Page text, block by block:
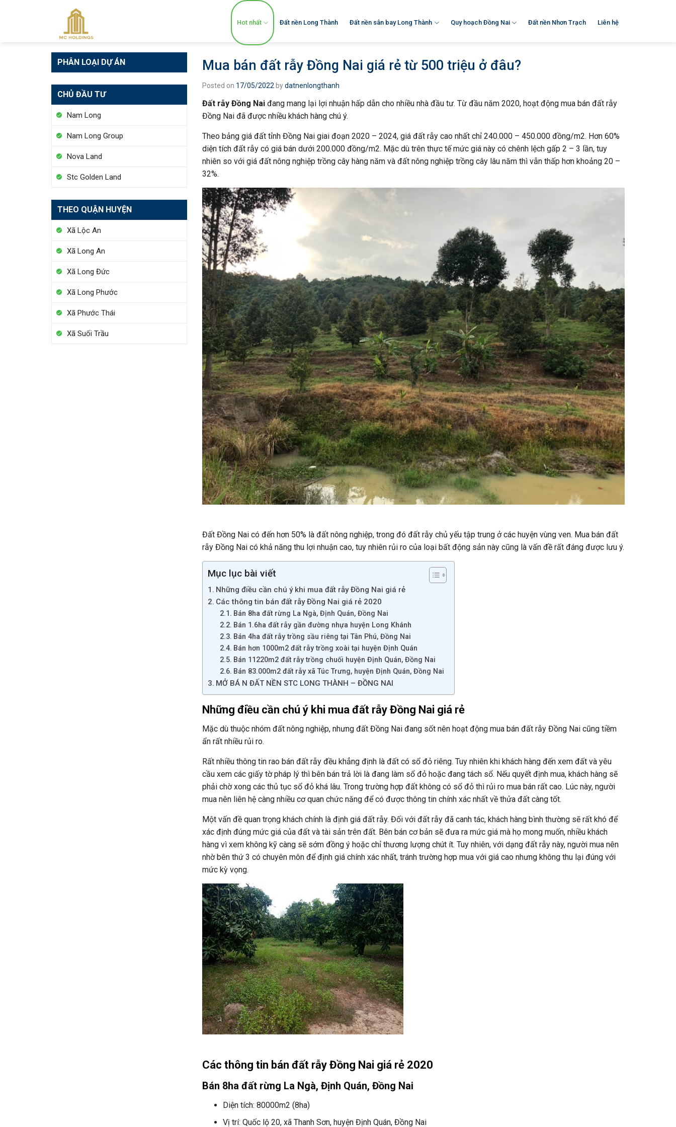
Hot nhất Đất nền Long Thành Đất nền sân bay Long Thành Quy hoạch Đồng Nai Đất nền Nhơn Trạch Liên hệ
PHÂN LOẠI DỰ ÁN
CHỦ ĐẦU TƯ
Nam Long
Nam Long Group
Nova Land
Stc Golden Land
THEO QUẬN HUYỆN
Xã Lộc An
Xã Long An
Xã Long Đức
Xã Long Phước
Xã Phước Thái
Xã Suối Trầu
Mua bán đất rẫy Đồng Nai giá rẻ từ 500 triệu ở đâu?
Posted on 17/05/2022 bydatnenlongthanh
Đất rẫy Đồng Nai đang mang lại lợi nhuận hấp dẫn cho nhiều nhà đầu tư. Từ đầu năm 2020, hoạt động mua bán đất rẫy
Đồng Nai đã được nhiều khách hàng chú ý.
Theo bảng giá đất tỉnh Đồng Nai giai đoạn 2020 – 2024, giá đất rẫy cao nhất chỉ 240.000 – 450.000 đồng/m2. Hơn 60%
diện tích đất rẫy có giá bán dưới 200.000 đồng/m2. Mặc dù trên thực tế mức giá này có chênh lệch gấp 2 – 3 lần, tuy
nhiên so với giá đất nông nghiệp trồng cây hàng năm và đất nông nghiệp trồng cây lâu năm thì vẫn thấp hơn khoảng 20 –
32%.
Đất Đồng Nai có đến hơn 50% là đất nông nghiệp, trong đó đất rẫy chủ yếu tập trung ở các huyện vùng ven. Mua bán đất
rẫy Đồng Nai có khả năng thu lợi nhuận cao, tuy nhiên rủi ro của loại bất động sản này cũng là vấn đề rất đáng được lưu ý.
Mục lục bài viết
Những điều cần chú ý khi mua đất rẫy Đồng Nai giá rẻ
Các thông tin bán đất rẫy Đồng Nai giá rẻ 2020
Bán 8ha đất rừng La Ngà, Định Quán, Đồng Nai
Bán 1.6ha đất rẫy gần đường nhựa huyện Long Khánh
Bán 4ha đất rẫy trồng sầu riêng tại Tân Phú, Đồng Nai
Bán hơn 1000m2 đất rẫy trồng xoài tại huyện Định Quán
Bán 11220m2 đất rẫy trồng chuối huyện Định Quán, Đồng Nai
Bán 83.000m2 đất rẫy xã Túc Trưng, huyện Định Quán, Đồng Nai
MỞ BÁ N ĐẤT NỀN STC LONG THÀNH – ĐỒNG NAI
Những điều cần chú ý khi mua đất rẫy Đồng Nai giá rẻ
Mặc dù thuộc nhóm đất nông nghiệp, nhưng đất Đồng Nai đang sốt nên hoạt động mua bán đất rẫy Đồng Nai cũng tiềm
ẩn rất nhiều rủi ro.
Rất nhiều thông tin rao bán đất rẫy đều khẳng định là đất có sổ đỏ riêng. Tuy nhiên khi khách hàng đến xem đất và yêu
cầu xem các giấy tờ pháp lý thì bên bán trả lời là đang làm sổ đỏ hoặc đang tách sổ. Nếu quyết định mua, khách hàng sẽ
phải chờ xong các thủ tục sổ đỏ khá lâu. Trong trường hợp đất không có sổ đỏ thì rủi ro mua bán rất cao. Lúc này, người
mua nên liên hệ càng nhiều cơ quan chức năng để có được thông tin chính xác nhất về thửa đất càng tốt.
Một vấn đề quan trọng khách chính là định giá đất rẫy. Đối với đất rẫy đã canh tác, khách hàng bình thường sẽ rất khó để
xác định đúng mức giá của đất và tài sản trên đất. Bên bán cơ bản sẽ đưa ra mức giá mà họ mong muốn, nhiều khách
hàng vì xem không kỹ càng sẽ sớm đồng ý hoặc chỉ thương lượng chút ít. Tuy nhiên, với dạng đất rẫy này, người mua nên
nhờ bên thứ 3 có chuyên môn để định giá chính xác nhất, tránh trường hợp mua với giá cao nhưng không thu lại đúng với
mức kỳ vọng.
Các thông tin bán đất rẫy Đồng Nai giá rẻ 2020
Bán 8ha đất rừng La Ngà, Định Quán, Đồng Nai
Diện tích: 80000m2 (8ha)
Vị trí: Quốc lộ 20, xã Thanh Sơn, huyện Định Quán, Đồng Nai